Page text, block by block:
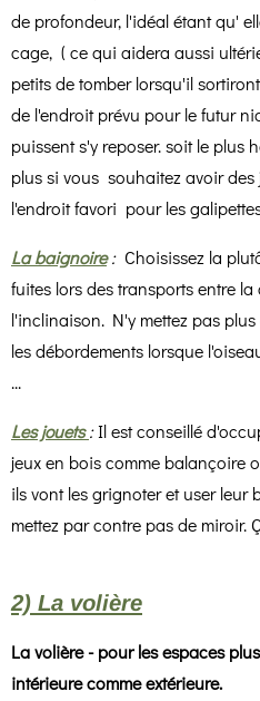
de profondeur, l'idéal étant qu'
cage, ( ce qui aidera aussi
petits de tomber lorsqu'il
de l'endroit prévu pour le futur
puissent s'y reposer. soit le plus
plus si vous souhaitez avoir des
l'endroit favori pour les
La baignoire: Choisissez la
fuites lors des transports entre la
l'inclinaison. N'y mettez pas
les débordements lorsque
...
Les jouets:Il est conseillé
jeux en bois comme balançoire
ils vont les grignoter et user leur
mettez par contre pas de miroir.
2) La volière
La volière - pour les espaces
intérieure comme extérieure.